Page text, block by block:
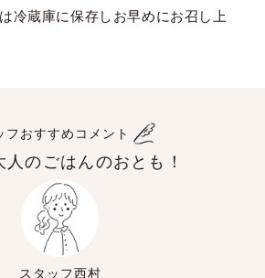
冷蔵庫に保存しお早めにお召し上
フおすすめコメント
人のごはんのおとも！
スタッフ西村